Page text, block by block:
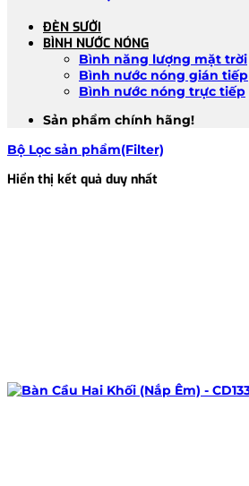
ĐÈN SƯỞI
BÌNH NƯỚC NÓNG
Bình năng lượng mặt trời
Bình nước nóng gián tiếp
Bình nước nóng trực tiếp
Sản phẩm chính hãng!
Bộ Lọc sản phẩm(Filter)
Hiển thị kết quả duy nhất